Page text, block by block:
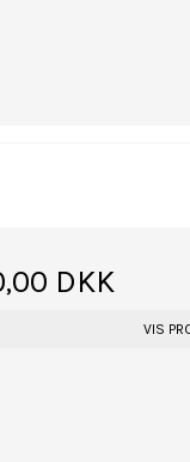
DKK
VIS